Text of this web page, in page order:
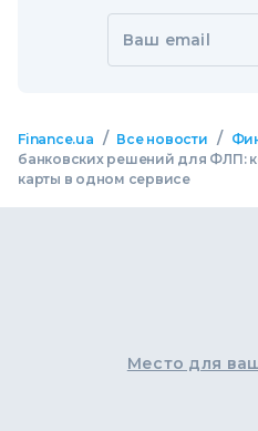
Ваш email
Finance.ua / Все новости /
банковских решений для ФЛП:
карты в одном сервисе
Место для